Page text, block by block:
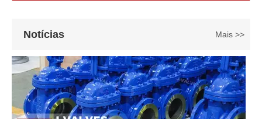
Notícias Mais >>